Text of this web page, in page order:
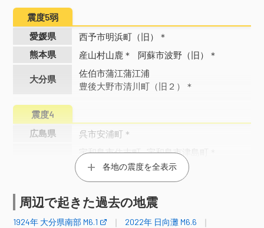
震度5弱
愛媛県
西予市明浜町（旧）＊
熊本県
産山村山鹿＊ 阿蘇市波野（旧）＊
大分県
佐伯市蒲江蒲江浦
豊後大野市清川町（旧２）＊
震度4
広島県
呉市安浦町＊
宇和島市住吉町 宇和島市津島町＊
宇和島市吉田町＊ 八幡浜市五反田＊
八幡浜市保内町＊
大洲市大洲＊
西予市三瓶町＊ 愛南町柏＊
愛南町一本松＊
各地の震度を全表示
周辺で起きた過去の地震
1924年 大分県南部 M6.1
2022年 日向灘 M6.6